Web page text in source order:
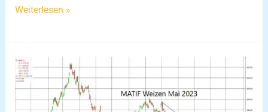
Weiterlesen »
MATIF
Weizen
verliert